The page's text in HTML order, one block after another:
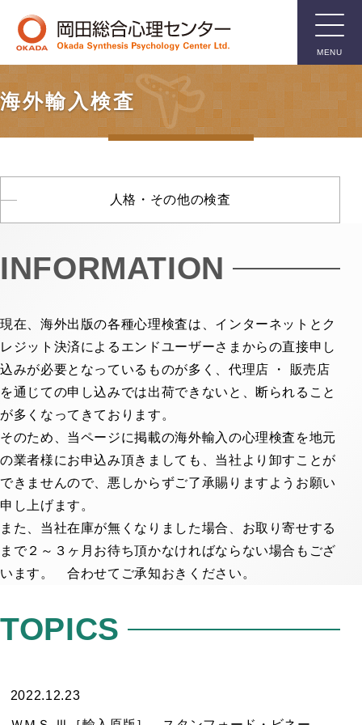
海外輸入検査
人格・その他の検査
INFORMATION
現在、海外出版の各種心理検査は、インターネットとク
レジット決済によるエンドユーザーさまからの直接申し
込みが必要となっているものが多く、代理店 ・ 販売店
を通じての申し込みでは出荷できないと、断られること
が多くなってきております。
そのため、当ページに掲載の海外輸入の心理検査を地元
の業者様にお申込み頂きましても、当社より卸すことが
できませんので、悪しからずご了承賜りますようお願い
申し上げます。
また、当社在庫が無くなりました場合、お取り寄せする
まで２～３ヶ月お待ち頂かなければならない場合もござ
います。 合わせてご承知おきください。
TOPICS
2022.12.23
MENU
臨床用検
査
言語関係検査
箱庭療法用具
企業用検
職業興味を調べる
創造性・知能を調べる
職業適性を調べる
総合ストレス検査など
性格を調べる